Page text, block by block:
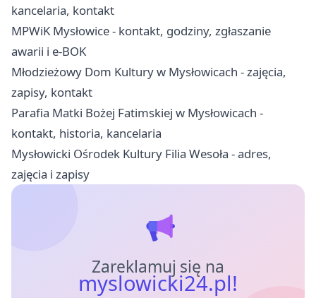
kancelaria, kontakt
MPWiK Mysłowice - kontakt, godziny, zgłaszanie
awarii i e-BOK
Młodzieżowy Dom Kultury w Mysłowicach - zajęcia,
zapisy, kontakt
Parafia Matki Bożej Fatimskiej w Mysłowicach -
kontakt, historia, kancelaria
Mysłowicki Ośrodek Kultury Filia Wesoła - adres,
zajęcia i zapisy
Zareklamuj się na
myslowicki24.pl!